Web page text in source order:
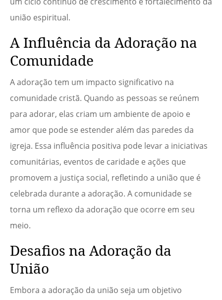
união espiritual.
A Influência da Adoração na
Comunidade
A adoração tem um impacto significativo na
comunidade cristã. Quando as pessoas se reúnem
para adorar, elas criam um ambiente de apoio e
amor que pode se estender além das paredes da
igreja. Essa influência positiva pode levar a iniciativas
comunitárias, eventos de caridade e ações que
promovem a justiça social, refletindo a união que é
celebrada durante a adoração. A comunidade se
torna um reflexo da adoração que ocorre em seu
meio.
Desafios na Adoração da
União
Embora a adoração da união seja um objetivo